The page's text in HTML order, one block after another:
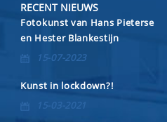
RECENT NIEUWS
Fotokunst van Hans Pieterse
en Hester Blankestijn
15-07-2023
Kunst in lockdown?!
15-03-2021